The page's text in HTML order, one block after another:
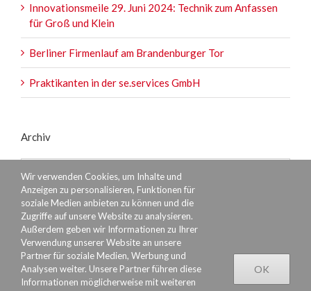
Innovationsmeile 29. Juni 2024: Technik zum Anfassen
für Groß und Klein
Berliner Firmenlauf am Brandenburger Tor
Praktikanten in der se.services GmbH
Archiv
Wir verwenden Cookies, um Inhalte und
Anzeigen zu personalisieren, Funktionen für
soziale Medien anbieten zu können und die
Zugriffe auf unsere Website zu analysieren.
Außerdem geben wir Informationen zu Ihrer
Verwendung unserer Website an unsere
Partner für soziale Medien, Werbung und
Analysen weiter. Unsere Partner führen diese
Informationen möglicherweise mit weiteren
OK